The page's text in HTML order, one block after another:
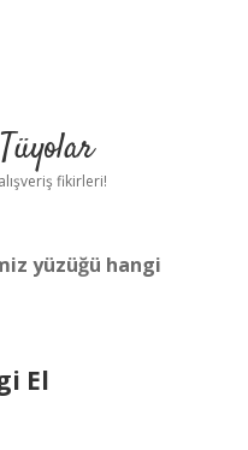
fikirleri!
yüzüğü hangi
El